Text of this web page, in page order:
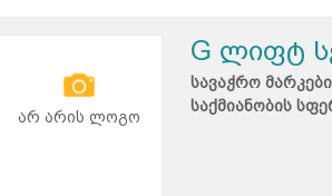
არ არის ლოგო
G ლიფტ
სავაჭრო
საქმიანობის